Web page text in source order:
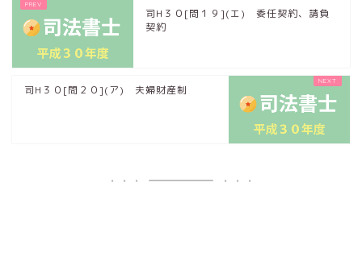
司H３０[問１９](エ) 委任契約、請負
契約
司H３０[問２０](ア) 夫婦財産制